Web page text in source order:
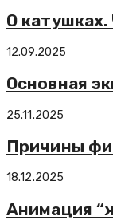
О
12.09.2025
Основная
25.11.2025
Причины
18.12.2025
Анимация